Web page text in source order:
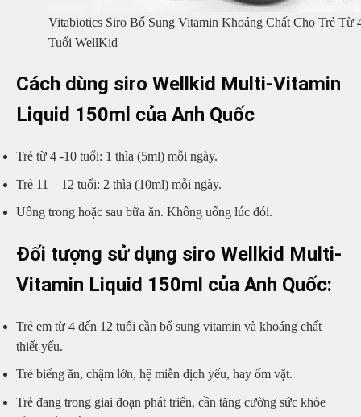
Vitabiotics Siro Bổ Sung Vitamin Khoáng Chất Cho Trẻ Từ
Tuổi WellKid
Cách dùng siro Wellkid Multi-Vitamin
Liquid 150ml của Anh Quốc
Trẻ từ 4 -10 tuổi: 1 thìa (5ml) mỗi ngày.
Trẻ 11 – 12 tuổi: 2 thìa (10ml) mỗi ngày.
Uống trong hoặc sau bữa ăn. Không uống lúc đói.
Đối tượng sử dụng siro Wellkid Multi-
Vitamin Liquid 150ml của Anh Quốc:
Trẻ em từ 4 đến 12 tuổi cần bổ sung vitamin và khoáng chất
thiết yếu.
Trẻ biếng ăn, chậm lớn, hệ miễn dịch yếu, hay ốm vặt.
Trẻ đang trong giai đoạn phát triển, cần tăng cường sức khỏe